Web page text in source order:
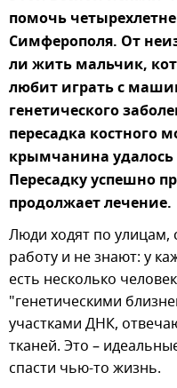
помочь
Симферополя. От
ли жить мальчик,
любит играть с
генетического
пересадка костного
крымчанина
Пересадку успешно
продолжает лечение.
Люди ходят по улицам,
работу и не знают: у
есть несколько
"генетическими
участками ДНК,
тканей. Это –
спасти чью-то жизнь.